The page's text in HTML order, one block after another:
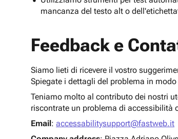
mancanza del testo alt o
Feedback e
Siamo lieti di ricevere il vostro
Spiegate i dettagli del problema in
Teniamo molto al contributo dei nostri
riscontrate un problema di accessibilità
Email: accessabilitysupport@fastweb.it